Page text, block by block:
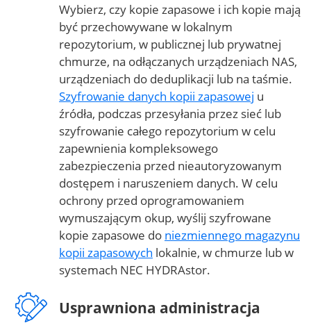
Wybierz, czy kopie zapasowe i ich kopie mają
być przechowywane w lokalnym
repozytorium, w publicznej lub prywatnej
chmurze, na odłączanych urządzeniach NAS,
urządzeniach do deduplikacji lub na taśmie.
Szyfrowanie danych kopii zapasowej u
źródła, podczas przesyłania przez sieć lub
szyfrowanie całego repozytorium w celu
zapewnienia kompleksowego
zabezpieczenia przed nieautoryzowanym
dostępem i naruszeniem danych. W celu
ochrony przed oprogramowaniem
wymuszającym okup, wyślij szyfrowane
kopie zapasowe do niezmiennego magazynu
kopii zapasowych lokalnie, w chmurze lub w
systemach NEC HYDRAstor.
Usprawniona administracja